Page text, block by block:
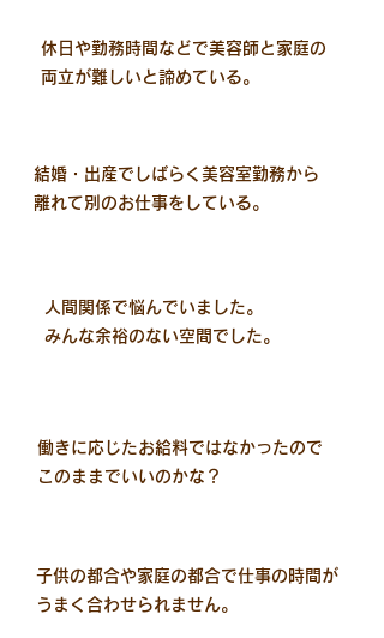
休日や勤務時間などで美容師と家庭の
​両立が難しいと諦めている。
結婚・出産でしばらく美容室勤務から
​離れて別のお仕事をしている。
人間関係で悩んでいました。
​みんな余裕のない空間でした。
働きに応じたお給料ではなかったので
​このままでいいのかな？
子供の都合や家庭の都合で仕事の時間が
​うまく合わせられません。